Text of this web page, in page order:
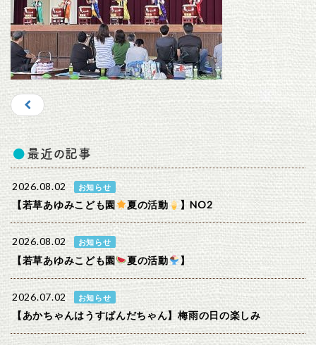
最近の記事
2026.08.02 お知らせ
【若草あゆみこども園 夏の活動 】NO2
2026.08.02 お知らせ
【若草あゆみこども園 夏の活動 】
2026.07.02 お知らせ
【あかちゃんはうすぱんだちゃん】梅雨の日の楽しみ